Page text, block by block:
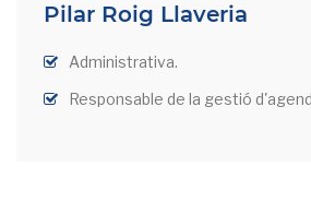
Pilar Roig Llaveria
Administrativa.
Responsable de la gestió